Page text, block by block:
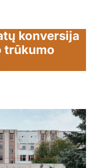
konversija
trūkumo